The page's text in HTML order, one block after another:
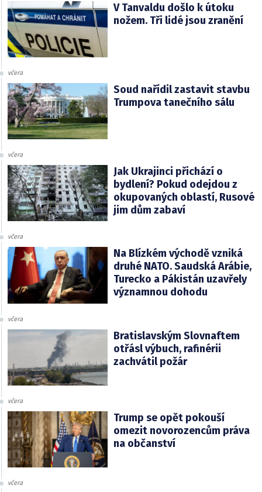
V Tanvaldu došlo k útoku
nožem. Tři lidé jsou zranění
včera
Soud nařídil zastavit stavbu
Trumpova tanečního sálu
včera
Jak Ukrajinci přichází o
bydlení? Pokud odejdou z
okupovaných oblastí, Rusové
jim dům zabaví
včera
Na Blízkém východě vzniká
druhé NATO. Saudská Arábie,
Turecko a Pákistán uzavřely
významnou dohodu
včera
Bratislavským Slovnaftem
otřásl výbuch, rafinérii
zachvátil požár
včera
Trump se opět pokouší
omezit novorozencům práva
na občanství
včera